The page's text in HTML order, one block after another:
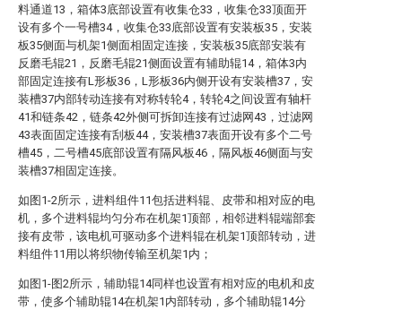
料通道13，箱体3底部设置有收集仓33，收集仓33顶面开
设有多个一号槽34，收集仓33底部设置有安装板35，安装
板35侧面与机架1侧面相固定连接，安装板35底部安装有
反磨毛辊21，反磨毛辊21侧面设置有辅助辊14，箱体3内
部固定连接有L形板36，L形板36内侧开设有安装槽37，安
装槽37内部转动连接有对称转轮4，转轮4之间设置有轴杆
41和链条42，链条42外侧可拆卸连接有过滤网43，过滤网
43表面固定连接有刮板44，安装槽37表面开设有多个二号
槽45，二号槽45底部设置有隔风板46，隔风板46侧面与安
装槽37相固定连接。
如图1-2所示，进料组件11包括进料辊、皮带和相对应的电
机，多个进料辊均匀分布在机架1顶部，相邻进料辊端部套
接有皮带，该电机可驱动多个进料辊在机架1顶部转动，进
料组件11用以将织物传输至机架1内；
如图1-图2所示，辅助辊14同样也设置有相对应的电机和皮
带，使多个辅助辊14在机架1内部转动，多个辅助辊14分